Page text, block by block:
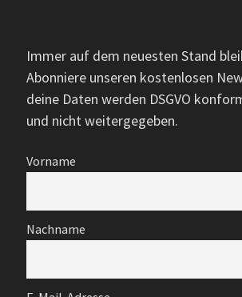
Immer auf dem neuesten Stand
Abonniere unseren kostenlosen
deine Daten werden DSGVO
und nicht weitergegeben.
Vorname
Nachname